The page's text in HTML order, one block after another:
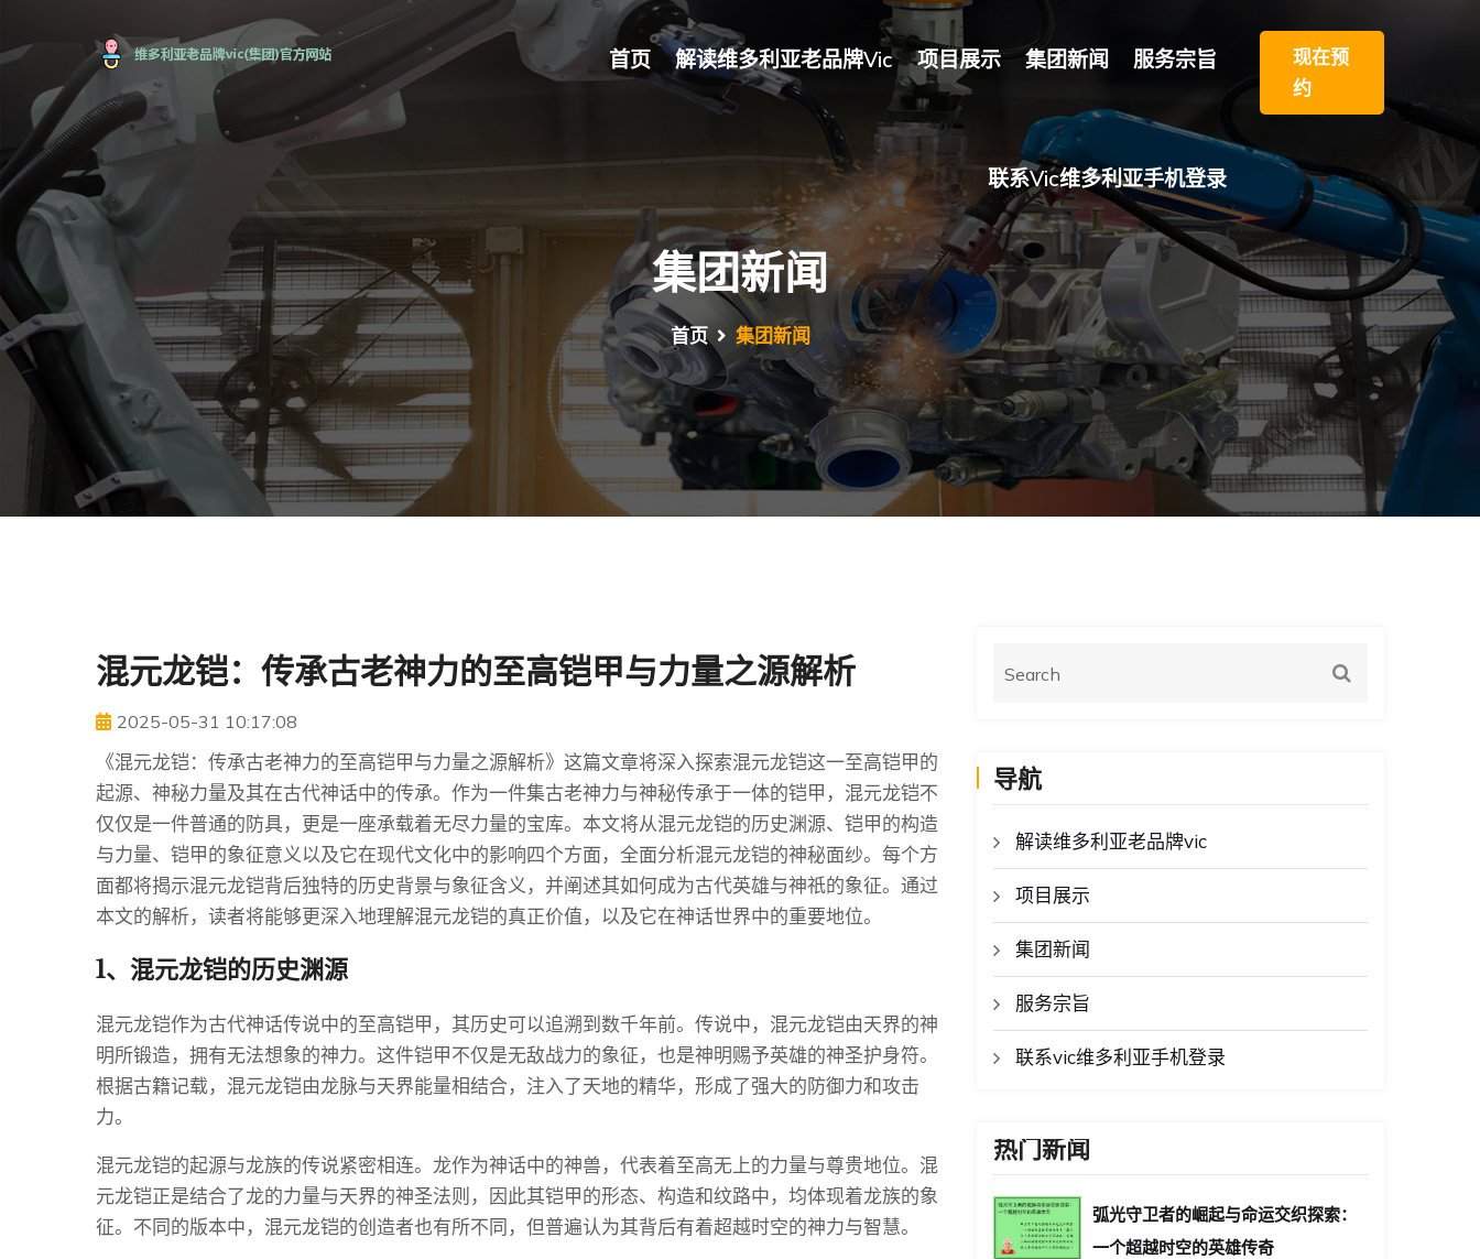
首页 解读维多利亚老品牌vic 项目展示 集团新闻 服务宗旨
联系vic维多利亚手机登录
现在预
约
集团新闻
首页 集团新闻
混元龙铠：传承古老神力的至高铠甲与力量之源解析
2025-05-31 10:17:08
《混元龙铠：传承古老神力的至高铠甲与力量之源解析》这篇文章将深入探索混元龙铠这一至高铠甲的
起源、神秘力量及其在古代神话中的传承。作为一件集古老神力与神秘传承于一体的铠甲，混元龙铠不
仅仅是一件普通的防具，更是一座承载着无尽力量的宝库。本文将从混元龙铠的历史渊源、铠甲的构造
与力量、铠甲的象征意义以及它在现代文化中的影响四个方面，全面分析混元龙铠的神秘面纱。每个方
面都将揭示混元龙铠背后独特的历史背景与象征含义，并阐述其如何成为古代英雄与神祇的象征。通过
本文的解析，读者将能够更深入地理解混元龙铠的真正价值，以及它在神话世界中的重要地位。
1、混元龙铠的历史渊源
混元龙铠作为古代神话传说中的至高铠甲，其历史可以追溯到数千年前。传说中，混元龙铠由天界的神
明所锻造，拥有无法想象的神力。这件铠甲不仅是无敌战力的象征，也是神明赐予英雄的神圣护身符。
根据古籍记载，混元龙铠由龙脉与天界能量相结合，注入了天地的精华，形成了强大的防御力和攻击
力。
混元龙铠的起源与龙族的传说紧密相连。龙作为神话中的神兽，代表着至高无上的力量与尊贵地位。混
元龙铠正是结合了龙的力量与天界的神圣法则，因此其铠甲的形态、构造和纹路中，均体现着龙族的象
征。不同的版本中，混元龙铠的创造者也有所不同，但普遍认为其背后有着超越时空的神力与智慧。
导航
解读维多利亚老品牌vic
项目展示
集团新闻
服务宗旨
联系vic维多利亚手机登录
热门新闻
弧光守卫者的崛起与命运交织探索：
一个超越时空的英雄传奇